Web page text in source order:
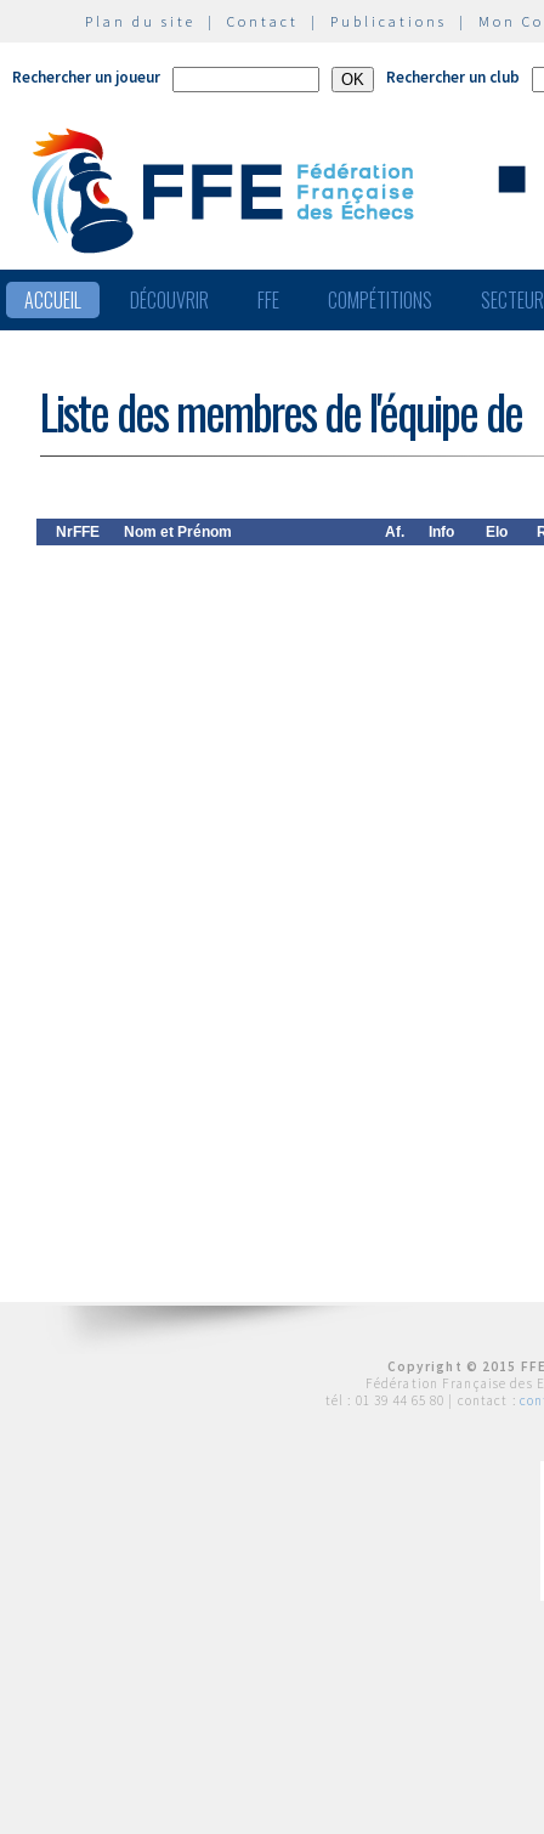
Plan du site | Contact | Publications | Mon
Rechercher un joueur Rechercher un club
ACCUEIL DÉCOUVRIR FFE COMPÉTITIONS
Liste des membres de l'équipe de
NrFFE Nom et Prénom Af. Info Elo
Copyright © 2015
Fédération Française des
tél : 01 39 44 65 80 | contact :